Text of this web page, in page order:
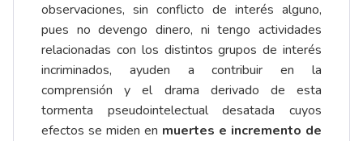
observaciones, sin conflicto de interés alguno,
pues no devengo dinero, ni tengo actividades
relacionadas con los distintos grupos de interés
incriminados, ayuden a contribuir en la
comprensión y el drama derivado de esta
tormenta pseudointelectual desatada cuyos
efectos se miden en muertes e incremento de